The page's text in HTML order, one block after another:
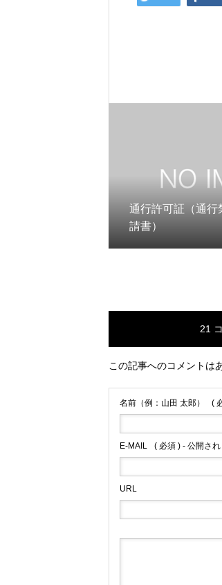
通行許可証（通行
請書）
21
この記事へのコメントは
名前（例：山田 太郎） (
E-MAIL ( 必須 ) - 公開さ
URL